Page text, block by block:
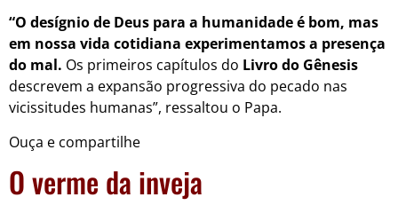
“O desígnio de Deus para a humanidade é bom, mas
em nossa vida cotidiana experimentamos a presença
do mal. Os primeiros capítulos do Livro do Gênesis
descrevem a expansão progressiva do pecado nas
vicissitudes humanas”, ressaltou o Papa.
Ouça e compartilhe
O verme da inveja